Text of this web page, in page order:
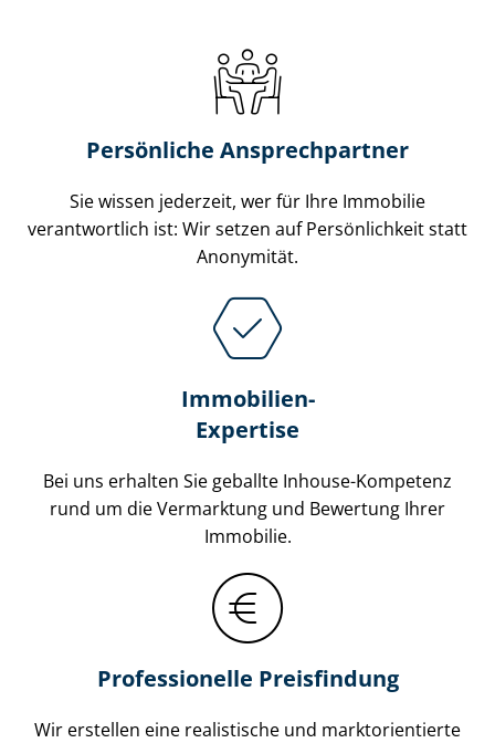
Persönliche Ansprechpartner
Sie wissen jederzeit, wer für Ihre Immobilie
verantwortlich ist: Wir setzen auf Persönlichkeit statt
Anonymität.
Immobilien-
Expertise
Bei uns erhalten Sie geballte Inhouse-Kompetenz
rund um die Vermarktung und Bewertung Ihrer
Immobilie.
Professionelle Preisfindung
Wir erstellen eine realistische und markt­ori­en­tier­te